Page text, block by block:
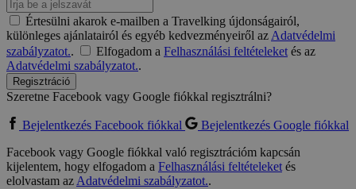
Értesülni akarok e-mailben a Travelking újdonságairól,
különleges ajánlatairól és egyéb kedvezményeiről azAdatvédelmi
szabályzatot.. Elfogadom a Felhasználási feltételeketés az
Adatvédelmi szabályzatot..
Regisztráció
Szeretne Facebook vagy Google fiókkal regisztrálni?
Bejelentkezés Facebook fiókkal
Bejelentkezés Google fiókkal
Facebook vagy Google fiókkal való regisztrációm kapcsán
kijelentem, hogy elfogadom a Felhasználási feltételeketés
elolvastam azAdatvédelmi szabályzatot..